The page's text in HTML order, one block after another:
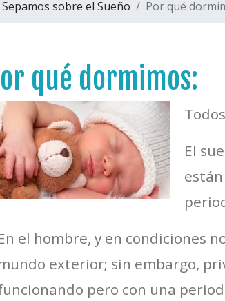
sobre el Sueño Por qué
qué dormimos:
El
el hombre, y en condiciones
exterior; sin embargo,
pero con una